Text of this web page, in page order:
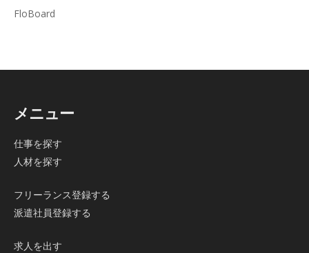
FloBoard
メニュー
仕事を探す
人材を探す
フリーランス登録する
派遣社員登録する
求人を出す